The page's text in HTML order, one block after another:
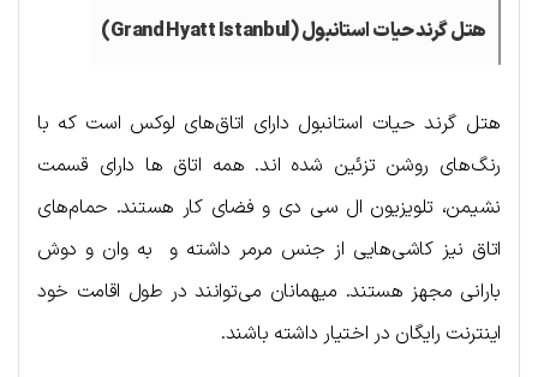
هتل گرند حیات استانبول (Grand Hyatt Istanbul)
هتل گرند حیات استانبول دارای اتاق‌های لوکس است که با
رنگ‌های روشن تزئین شده اند. همه اتاق ها دارای قسمت
نشیمن، تلویزیون ال سی دی و فضای کار هستند. حمام‌های
اتاق نیز کاشی‌هایی از جنس مرمر داشته و به وان و دوش
بارانی مجهز هستند. میهمانان می‌توانند در طول اقامت خود
اینترنت رایگان در اختیار داشته باشند.